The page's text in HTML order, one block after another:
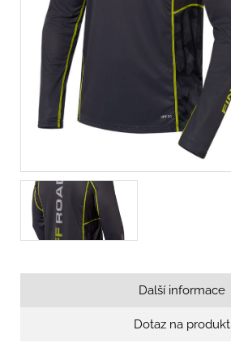
Další informace
Dotaz na produkt